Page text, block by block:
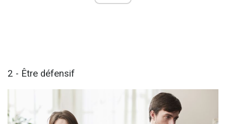
2 - Être défensif